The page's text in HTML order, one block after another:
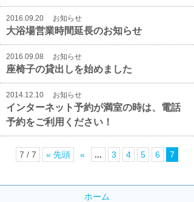
2016.09.20 お知らせ
大浴場営業時間延長のお知らせ
2016.09.08 お知らせ
座椅子の貸出しを始めました
2014.12.10 お知らせ
インターネット予約が満室の時は、電話
予約をご利用ください！
7 / 7 « 先頭 « ... 3 4 5 6 7
ホーム